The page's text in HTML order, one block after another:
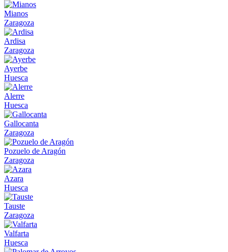
Mianos
Zaragoza
Ardisa
Zaragoza
Ayerbe
Huesca
Alerre
Huesca
Gallocanta
Zaragoza
Pozuelo de Aragón
Zaragoza
Azara
Huesca
Tauste
Zaragoza
Valfarta
Huesca